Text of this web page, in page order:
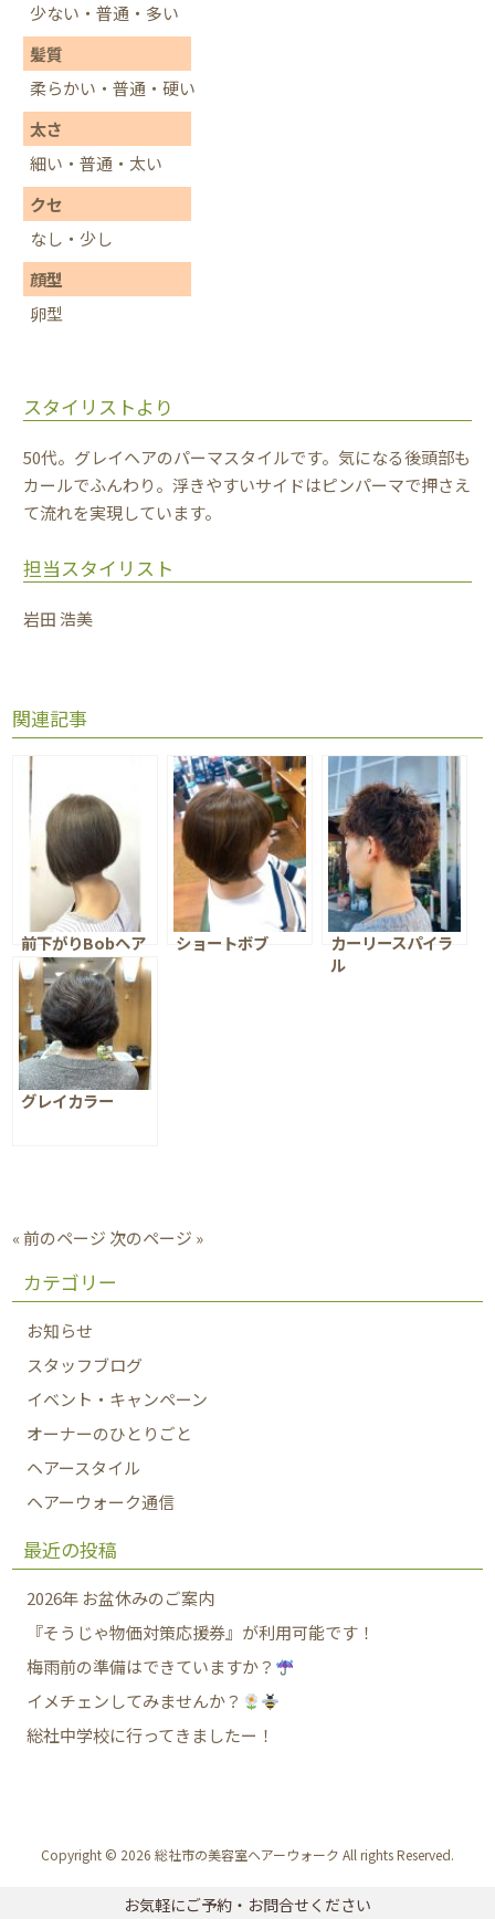
少ない・普通・多い
髪質
柔らかい・普通・硬い
太さ
細い・普通・太い
クセ
なし・少し
顔型
卵型
スタイリストより
50代。グレイヘアのパーマスタイルです。気になる後頭部も
カールでふんわり。浮きやすいサイドはピンパーマで押さえ
て流れを実現しています。
担当スタイリスト
岩田 浩美
関連記事
前下がりBobヘア
ー
ショートボブ
カーリースパイラ
ル
グレイカラー
« 前のページ 次のページ »
カテゴリー
お知らせ
スタッフブログ
イベント・キャンペーン
オーナーのひとりごと
ヘアースタイル
ヘアーウォーク通信
最近の投稿
2026年 お盆休みのご案内
『そうじゃ物価対策応援券』が利用可能です！
梅雨前の準備はできていますか？
イメチェンしてみませんか？
総社中学校に行ってきましたー！
Copyright © 2026 総社市の美容室ヘアーウォーク All rights Reserved.
お気軽にご予約・お問合せください